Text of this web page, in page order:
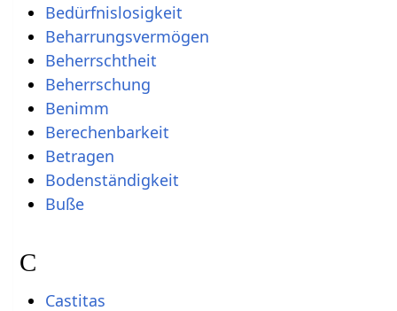
Bedürfnislosigkeit
Beharrungsvermögen
Beherrschtheit
Beherrschung
Benimm
Berechenbarkeit
Betragen
Bodenständigkeit
Buße
C
Castitas